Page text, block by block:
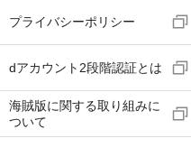
プライバシーポリシー
dアカウント2段階認証とは
海賊版に関する取り組みに
ついて